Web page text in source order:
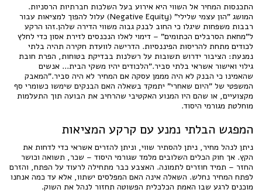
התכנסות המחיר אל השווי היא אירוע בעל השלכות חברתיות הרסניות.
המושג "הון עצמי שלילי" (Negative Equity) עלול להפוך למציאות עבור
רבבות משפחות שיגלו כי החוב לבנק גבוה משווי הדירה שלהן.זהו הרקע
ל"מחאת הסרבלים הכתומים" – דימוי לאלו הנכנסים לזירת אסון כדי לחלץ
לכודים מתחת להריסות הפיננסיות. הדרישה לוועדת חקירה תהיה בלתי
נמנעת: הציבור ידרוש תשובות על רשלנות בבדיקת בטוחות, הפרת חובת
גילוי ואישור אשראי בלתי סביר."הלכודים יהיו משקי הבית... אנשים
שהאמינו כי הבנק לא היה מממן עסקה אם המחיר לא היה סביר."המאבק
המשפטי של "היום שאחרי" יתמקד בשאלה האם הבנקים שימשו כשומרי סף
מקצועיים, או שהם היו המנוע האקטיבי שהרחיב את הבועה תוך התעלמות
מוחלטת מגורמי היסוד.
המפגש הבלתי נמנע עם קרקע המציאות
ניתן לנהל מחיר, ניתן להסתיר שווי, וניתן להזרים אשראי כדי לדחות את
הקץ. אך חוק הכלים השלובים מלמד שגורמי היסוד – שכר, תשואה וכושר
החזר – תמיד חוזרים לתמונה. האצבע כבר מתחילה לרעוד על הפתח, והזרם
לפתח המחיר נחלש. השאלה אינה האם המפלסים ישתוו, אלא עד כמה אנחנו
מוכנים לרגע שבו האמת הכלכלית הפשוטה תחזור לנהל את השוק.